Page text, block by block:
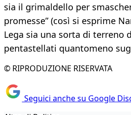
sia il grimaldello per
promesse” (così si esprime
Lega sia una sorta di terreno
pentastellati quantomeno
© RIPRODUZIONE RISERVATA
Seguici anche su Google